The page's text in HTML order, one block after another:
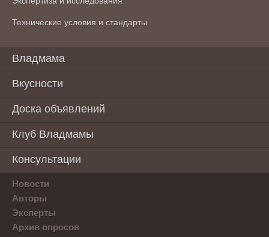
Технические условия и стандарты
Владмама
Вкусности
Доска объявлений
Клуб Владмамы
Консультации
Новости
Авторы
Эксперты
Архив опросов